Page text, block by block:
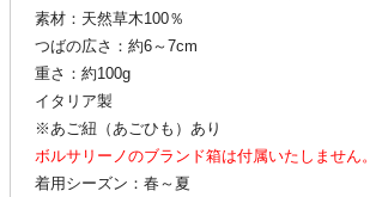
素材：天然草木100％
つばの広さ：約6～7cm
重さ：約100g
イタリア製
※あご紐（あごひも）あり
ボルサリーノのブランド箱は付属いたしません。
着用シーズン：春～夏